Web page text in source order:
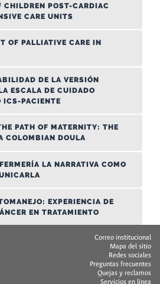
CHILDREN POST-CARDIAC
CARE UNITS
OF PALLIATIVE CARE IN
DE LA VERSIÓN
ESCALA DE CUIDADO
PACIENTE
PATH OF MATERNITY: THE
COLOMBIAN DOULA
LA NARRATIVA COMO
EXPERIENCIA DE
EN TRATAMIENTO
Correo institucional
Mapa del sitio
Redes sociales
Preguntas frecuentes
Quejas y reclamos
Servicios en línea